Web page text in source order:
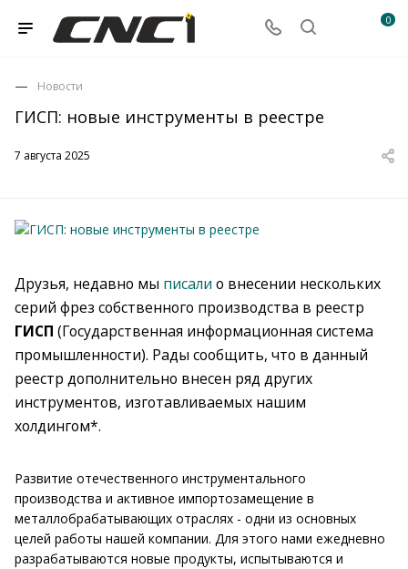
0
ГИСП: новые инструменты в реестре
Новости
7 августа 2025
Друзья, недавно мы писали о внесении нескольких
серий фрез собственного производства в реестр
ГИСП (Государственная информационная система
промышленности). Рады сообщить, что в данный
реестр дополнительно внесен ряд других
инструментов, изготавливаемых нашим
холдингом*.
Развитие отечественного инструментального
производства и активное импортозамещение в
металлобрабатывающих отраслях - одни из основных
целей работы нашей компании. Для этого нами ежедневно
разрабатываются новые продукты, испытываются и